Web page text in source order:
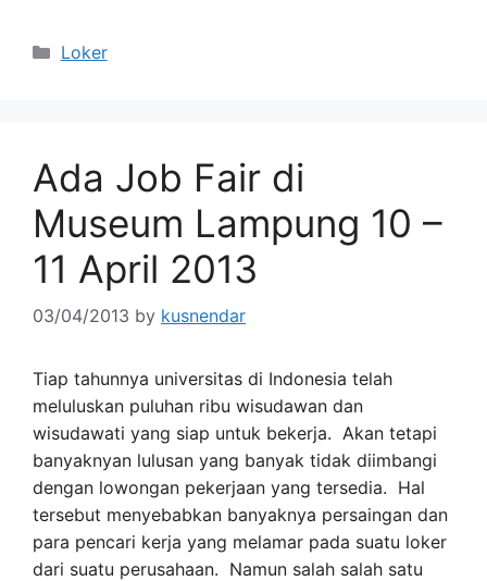
Categories
Loker
Ada Job Fair di
Museum Lampung 10 –
11 April 2013
03/04/2013 by kusnendar
Tiap tahunnya universitas di Indonesia telah
meluluskan puluhan ribu wisudawan dan
wisudawati yang siap untuk bekerja. Akan tetapi
banyaknyan lulusan yang banyak tidak diimbangi
dengan lowongan pekerjaan yang tersedia. Hal
tersebut menyebabkan banyaknya persaingan dan
para pencari kerja yang melamar pada suatu loker
dari suatu perusahaan. Namun salah salah satu